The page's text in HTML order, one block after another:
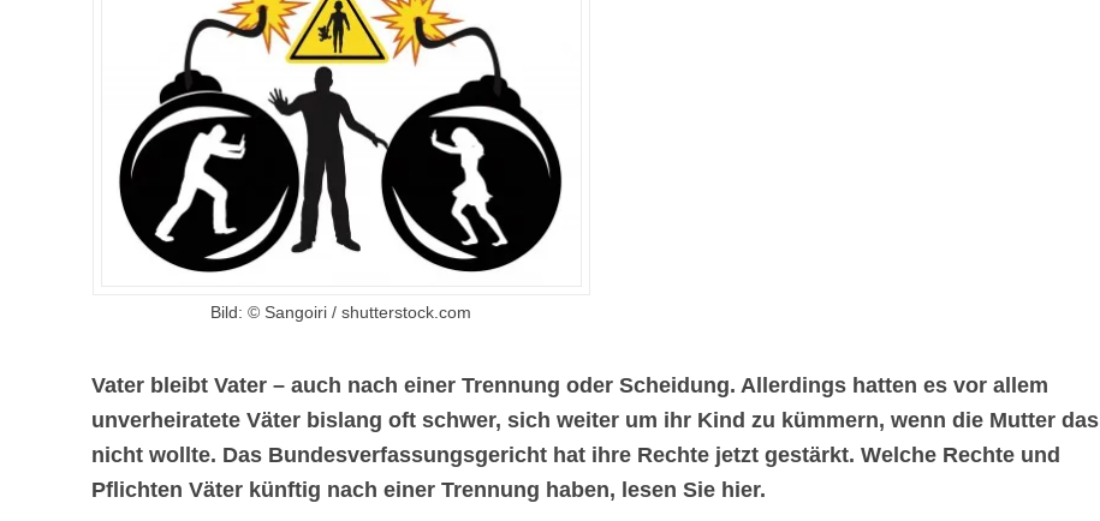
Bild: © Sangoiri / shutterstock.com
Vater bleibt Vater – auch nach einer Trennung oder Scheidung. Allerdings hatten es vor allem
unverheiratete Väter bislang oft schwer, sich weiter um ihr Kind zu kümmern, wenn die Mutter das
nicht wollte. Das Bundesverfassungsgericht hat ihre Rechte jetzt gestärkt. Welche Rechte und
Pflichten Väter künftig nach einer Trennung haben, lesen Sie hier.